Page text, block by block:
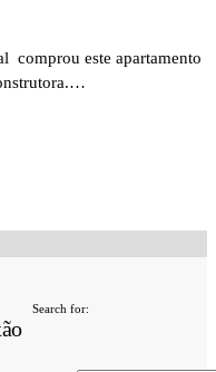
comprou este apartamento
Search for: